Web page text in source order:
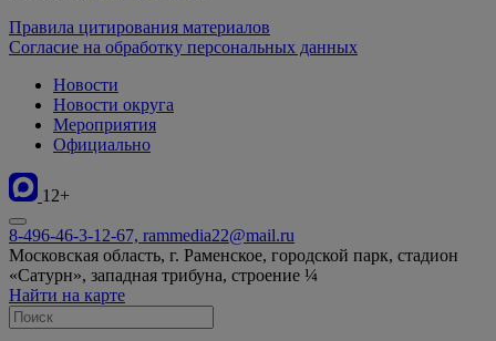
Правила цитирования материалов
Согласие на обработку персональных данных
Новости
Новости округа
Мероприятия
Официально
12+
8-496-46-3-12-67, rammedia22@mail.ru
Московская область, г. Раменское, городской парк, стадион
«Сатурн», западная трибуна, строение ¼
Найти на карте